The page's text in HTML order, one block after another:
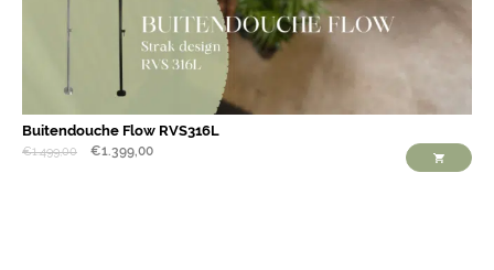
Buitendouche Flow RVS316L
€1.499,00 €1.399,00